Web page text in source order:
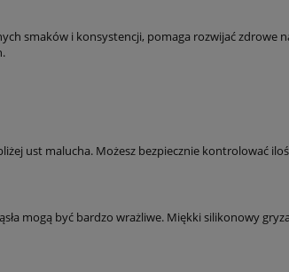
smaków i konsystencji, pomaga rozwijać zdrowe
ust malucha. Możesz bezpiecznie kontrolować
mogą być bardzo wrażliwe. Miękki silikonowy